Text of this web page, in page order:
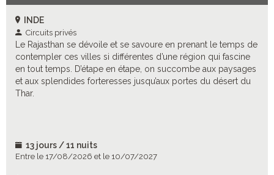
INDE
Circuits privés
Le Rajasthan se dévoile et se savoure en prenant le temps de
contempler ces villes si différentes d’une région qui fascine
en tout temps. D’étape en étape, on succombe aux paysages
et aux splendides forteresses jusqu’aux portes du désert du
Thar.
13 jours / 11 nuits
Entre le 17/08/2026 et le 10/07/2027